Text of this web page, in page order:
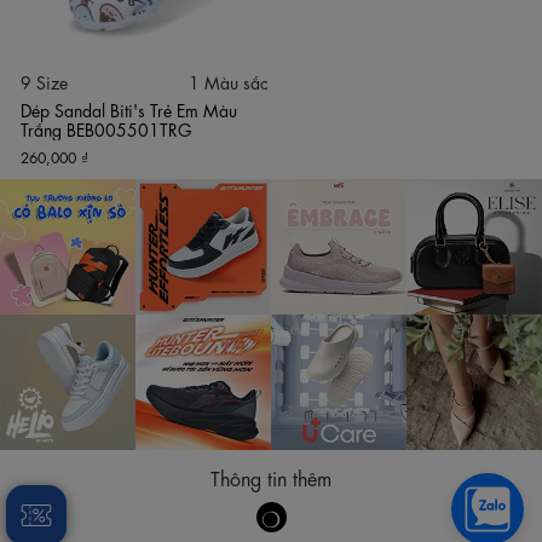
Chất liệu EVA nhẹ và mềm mại, không thấm nước, an toàn
sandal
Thiết kế lỗ thoáng khí dạng tổ ong, giúp bé không bị bí
chân
Đế chống trượt chắc chắn, tăng độ bám và độ an toàn khi
đi lại
Thông số kỹ thuật:
Mã sản phẩm: BEB005501TRG
Màu sắc: Trắng
Chất liệu: EVA cao cấp
Kiểu dáng: Dép tổ ong trẻ em, quai hậu linh hoạt
Size: 30 – 38
Thương hiệu: Biti’s
9 Size
1 Màu sắc
Dép Sandal Biti's Trẻ Em Màu
Trắng BEB005501TRG
260,000 ₫
Thông tin thêm